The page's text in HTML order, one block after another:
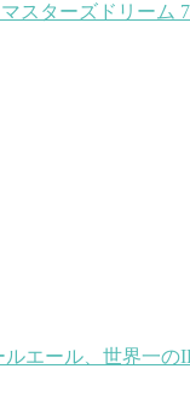
スターズドリーム
エール、世界一